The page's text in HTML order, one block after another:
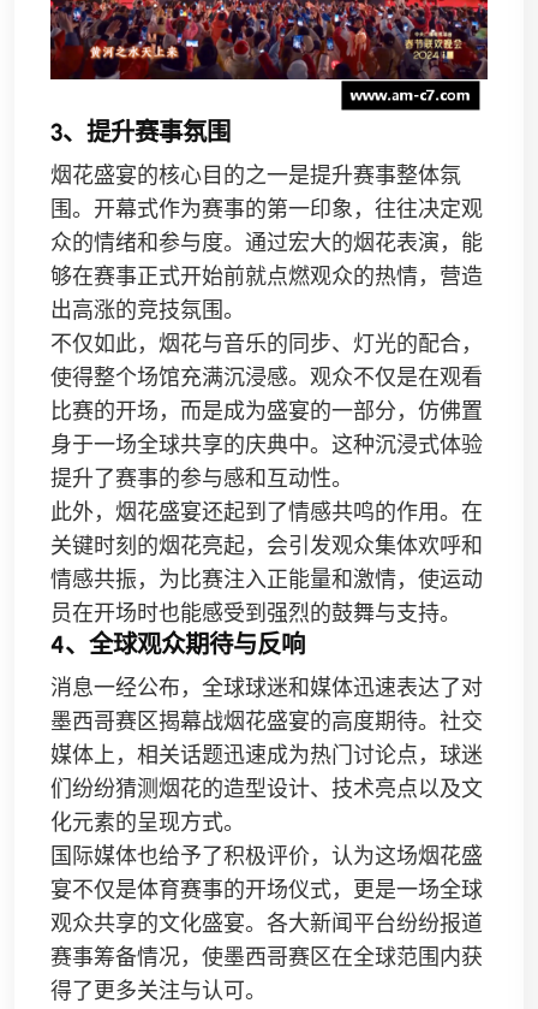
3、提升赛事氛围
烟花盛宴的核心目的之一是提升赛事整体氛
围。开幕式作为赛事的第一印象，往往决定观
众的情绪和参与度。通过宏大的烟花表演，能
够在赛事正式开始前就点燃观众的热情，营造
出高涨的竞技氛围。
不仅如此，烟花与音乐的同步、灯光的配合，
使得整个场馆充满沉浸感。观众不仅是在观看
比赛的开场，而是成为盛宴的一部分，仿佛置
身于一场全球共享的庆典中。这种沉浸式体验
提升了赛事的参与感和互动性。
此外，烟花盛宴还起到了情感共鸣的作用。在
关键时刻的烟花亮起，会引发观众集体欢呼和
情感共振，为比赛注入正能量和激情，使运动
员在开场时也能感受到强烈的鼓舞与支持。
4、全球观众期待与反响
消息一经公布，全球球迷和媒体迅速表达了对
墨西哥赛区揭幕战烟花盛宴的高度期待。社交
媒体上，相关话题迅速成为热门讨论点，球迷
们纷纷猜测烟花的造型设计、技术亮点以及文
化元素的呈现方式。
国际媒体也给予了积极评价，认为这场烟花盛
宴不仅是体育赛事的开场仪式，更是一场全球
观众共享的文化盛宴。各大新闻平台纷纷报道
赛事筹备情况，使墨西哥赛区在全球范围内获
得了更多关注与认可。